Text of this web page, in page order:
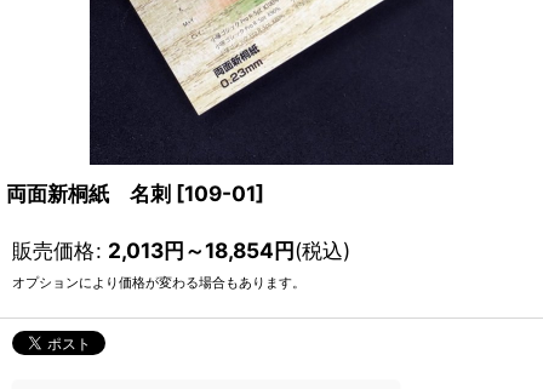
両面新桐紙 名刺 [109-01]
販売価格: 2,013円～18,854円(税込)
オプションにより価格が変わる場合もあります。